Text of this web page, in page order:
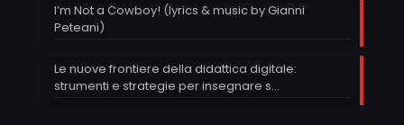
I’m Not a Cowboy! (lyrics & music by Gianni
Peteani)
Le nuove frontiere della didattica digitale:
strumenti e strategie per insegnare s…